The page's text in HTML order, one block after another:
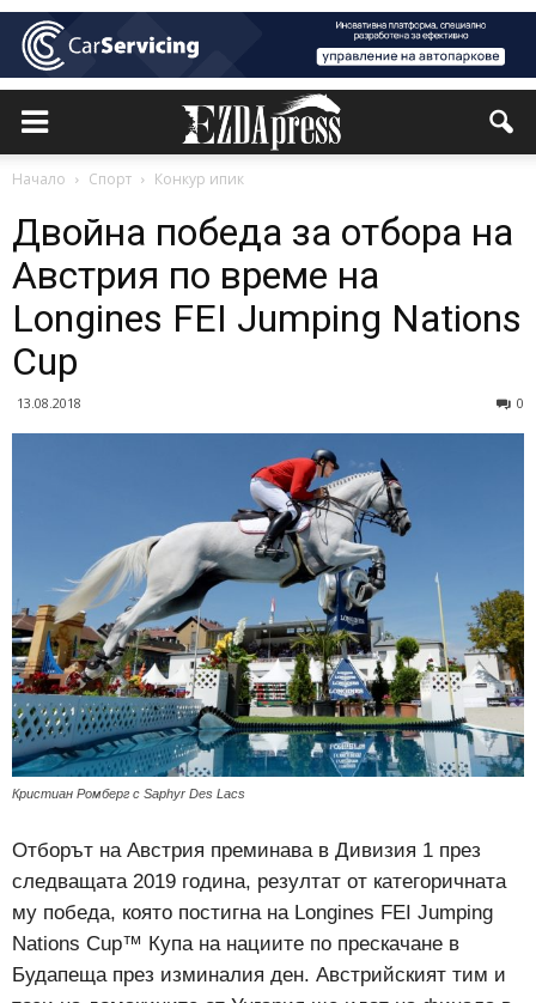
Начало Спорт Конкур ипик
Двойна победа за отбора на
Австрия по време на
Longines FEI Jumping Nations
Cup
13.08.2018 0
Кристиан Ромберг с Saphyr Des Lacs
Отборът на Австрия преминава в Дивизия 1 през
следващата 2019 година, резултат от категоричната
му победа, която постигна на Longines FEI Jumping
Nations Cup™ Купа на нациите по прескачане в
Будапеща през изминалия ден. Австрийският тим и